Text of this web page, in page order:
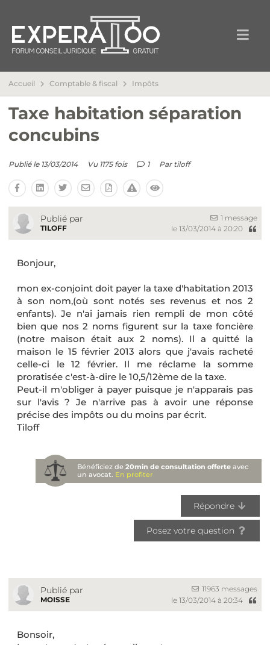
Accueil Comptable & fiscal Impôts
Taxe habitation séparation
concubins
Publié le 13/03/2014 Vu 1175 fois 1 Par tiloff
Publié par
TILOFF
1 message
le 13/03/2014 à 20:20
Bonjour,
mon ex-conjoint doit payer la taxe d'habitation 2013
à son nom,(où sont notés ses revenus et nos 2
enfants). Je n'ai jamais rien rempli de mon côté
bien que nos 2 noms figurent sur la taxe foncière
(notre maison était aux 2 noms). Il a quitté la
maison le 15 février 2013 alors que j'avais racheté
celle-ci le 12 février. Il me réclame la somme
proratisée c'est-à-dire le 10,5/12ème de la taxe.
Peut-il m'obliger à payer puisque je n'apparais pas
sur l'avis ? Je n'arrive pas à avoir une réponse
précise des impôts ou du moins par écrit.
Tiloff
Bénéficiez de20min de consultation offerte avec
un avocat. En profiter
Répondre
Posez votre question
Publié par
MOISSE
11963 messages
le 13/03/2014 à 20:34
Bonsoir,